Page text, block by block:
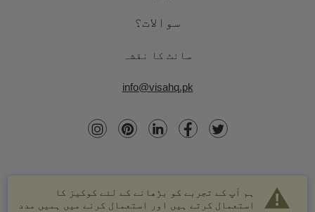
ہم آپ کے تجربے کو بڑھانے کے لئے کوکیز کا
استعمال کرتے ہیں اور استعمال کرنے میں ہمیں مدد
سوالات؟
سائٹ کا نقشہ
info@visahq.pk